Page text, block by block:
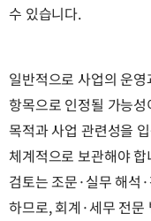
수 있습니다.
일반적으로 사업의 운
항목으로 인정될 가능
목적과 사업 관련성을
체계적으로 보관해야
검토는 조문·실무 해석
하므로, 회계·세무 전문